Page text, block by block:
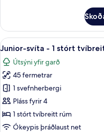
-
útsýni
yfir
Skoða
allar
myndir
fyrir
Junior-
svíta
-
1
7
Junior-svíta - 1 stórt
Útsýni yfir garð
45 fermetrar
1 svefnherbergi
Pláss fyrir 4
1 stórt tvíbreitt rúm
Ókeypis þráðlaust net